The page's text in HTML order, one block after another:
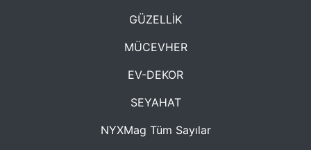
GÜZELLİK
MÜCEVHER
EV-DEKOR
SEYAHAT
NYXMag Tüm Sayılar